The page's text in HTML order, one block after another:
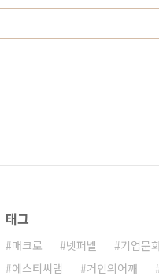
태그
매크로 넷퍼넬 기업문
에스티씨랩
거인의어깨